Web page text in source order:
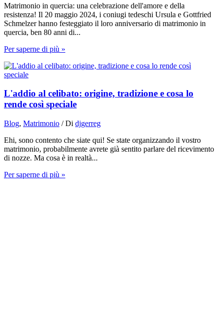
Matrimonio in quercia: una celebrazione dell'amore e della
resistenza! Il 20 maggio 2024, i coniugi tedeschi Ursula e Gottfried
Schmelzer hanno festeggiato il loro anniversario di matrimonio in
quercia, ben 80 anni di...
Per saperne di più »
L'addio al celibato: origine, tradizione e cosa lo
rende così speciale
Blog, Matrimonio / Di djgerreg
Ehi, sono contento che siate qui! Se state organizzando il vostro
matrimonio, probabilmente avrete già sentito parlare del ricevimento
di nozze. Ma cosa è in realtà...
Per saperne di più »